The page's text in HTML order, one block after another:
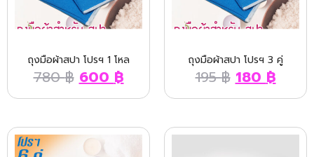
ถุงมือผ้าสปา โปรฯ 1 โหล
780฿ 600 ฿
ถุงมือผ้าสปา โปรฯ 3 คู่
195฿ 180 ฿